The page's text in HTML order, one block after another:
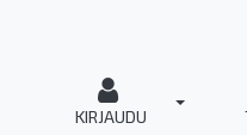
KIRJAUDU